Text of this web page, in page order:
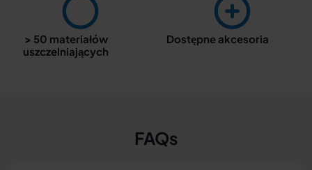
> 50 materiałów
uszczelniających
Dostępne akcesoria
FAQs